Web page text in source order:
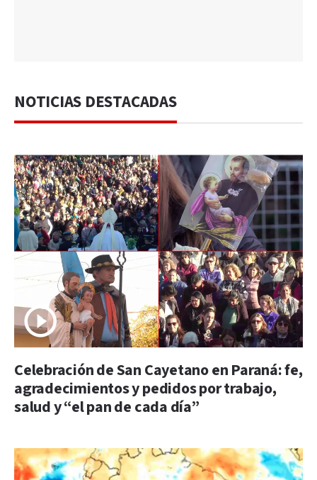
NOTICIAS DESTACADAS
Celebración de San Cayetano en Paraná: fe,
agradecimientos y pedidos por trabajo,
salud y “el pan de cada día”